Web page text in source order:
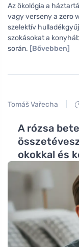
Az ökológia a
vagy verseny a zero
szelektív
szokásokat a
során. [Bővebben]
Tomáš Vařecha
A rózsa
okokkal és